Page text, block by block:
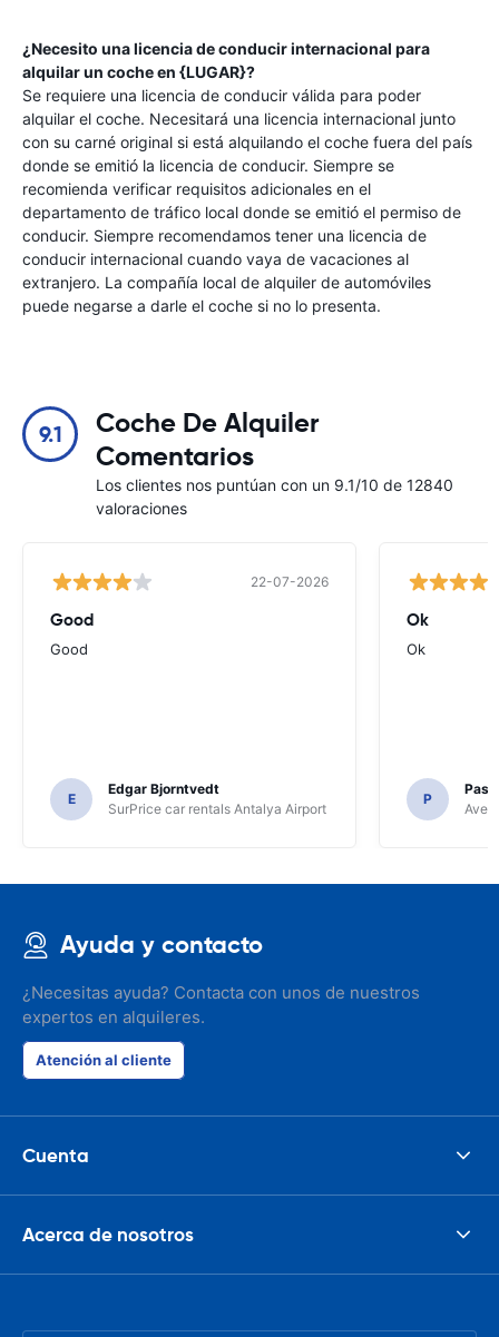
¿Necesito una licencia de conducir internacional para
alquilar un coche en {LUGAR}?
Se requiere una licencia de conducir válida para poder
alquilar el coche. Necesitará una licencia internacional junto
con su carné original si está alquilando el coche fuera del país
donde se emitió la licencia de conducir. Siempre se
recomienda verificar requisitos adicionales en el
departamento de tráfico local donde se emitió el permiso de
conducir. Siempre recomendamos tener una licencia de
conducir internacional cuando vaya de vacaciones al
extranjero. La compañía local de alquiler de automóviles
puede negarse a darle el coche si no lo presenta.
9.1
Coche De Alquiler
Comentarios
Los clientes nos puntúan con un 9.1/10 de 12840
valoraciones
22-07-2026
Good
Good
E
Edgar Bjorntvedt
SurPrice car rentals Antalya Airport
Ok
Ok
P
Avec
Ayuda y contacto
¿Necesitas ayuda? Contacta con unos de nuestros
expertos en alquileres.
Atención al cliente
Cuenta
Acerca de nosotros